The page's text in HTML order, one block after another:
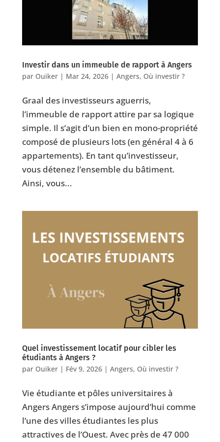
Investir dans un immeuble de rapport à Angers
par Ouiker| Mar 24, 2026| Angers, Où investir ?
Graal des investisseurs aguerris,
l’immeuble de rapport attire par sa logique
simple. Il s’agit d’un bien en mono-propriété
composé de plusieurs lots (en général 4 à 6
appartements). En tant qu’investisseur,
vous détenez l’ensemble du bâtiment.
Ainsi, vous...
Quel investissement locatif pour cibler les
étudiants à Angers ?
par Ouiker| Fév 9, 2026| Angers, Où investir ?
Vie étudiante et pôles universitaires à
Angers Angers s’impose aujourd’hui comme
l’une des villes étudiantes les plus
attractives de l’Ouest. Avec près de 47 000